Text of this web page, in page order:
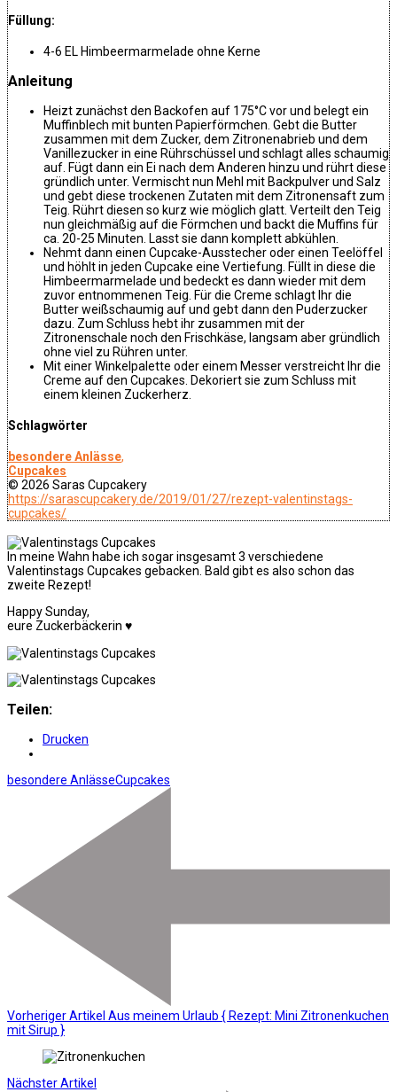
Füllung:
4-6 EL Himbeermarmelade ohne Kerne
Anleitung
Heizt zunächst den Backofen auf 175°C vor und belegt ein
Muffinblech mit bunten Papierförmchen. Gebt die Butter
zusammen mit dem Zucker, dem Zitronenabrieb und dem
Vanillezucker in eine Rührschüssel und schlagt alles schaumig
auf. Fügt dann ein Ei nach dem Anderen hinzu und rührt diese
gründlich unter. Vermischt nun Mehl mit Backpulver und Salz
und gebt diese trockenen Zutaten mit dem Zitronensaft zum
Teig. Rührt diesen so kurz wie möglich glatt. Verteilt den Teig
nun gleichmäßig auf die Förmchen und backt die Muffins für
ca. 20-25 Minuten. Lasst sie dann komplett abkühlen.
Nehmt dann einen Cupcake-Ausstecher oder einen Teelöffel
und höhlt in jeden Cupcake eine Vertiefung. Füllt in diese die
Himbeermarmelade und bedeckt es dann wieder mit dem
zuvor entnommenen Teig. Für die Creme schlagt Ihr die
Butter weißschaumig auf und gebt dann den Puderzucker
dazu. Zum Schluss hebt ihr zusammen mit der
Zitronenschale noch den Frischkäse, langsam aber gründlich
ohne viel zu Rühren unter.
Mit einer Winkelpalette oder einem Messer verstreicht Ihr die
Creme auf den Cupcakes. Dekoriert sie zum Schluss mit
einem kleinen Zuckerherz.
Schlagwörter
besondere Anlässe,
Cupcakes
© 2026 Saras Cupcakery
https://sarascupcakery.de/2019/01/27/rezept-valentinstags-
cupcakes/
In meine Wahn habe ich sogar insgesamt 3 verschiedene
Valentinstags Cupcakes gebacken. Bald gibt es also schon das
zweite Rezept!
Happy Sunday,
eure Zuckerbäckerin ♥
Teilen:
Drucken
besondere AnlässeCupcakes
Vorheriger Artikel Aus meinem Urlaub { Rezept: Mini Zitronenkuchen
mit Sirup }
Nächster Artikel